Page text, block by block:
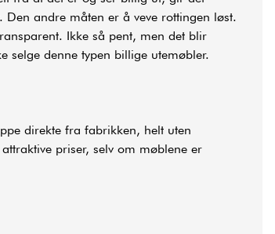
andre måten er å veve rottingen løst.
Ikke så pent, men det blir
selge denne typen billige utemøbler.
direkte fra fabrikken, helt uten
priser, selv om møblene er